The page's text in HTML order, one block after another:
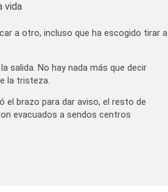
vida
a otro, incluso que ha escogido tirar a
salida. No hay nada más que decir
la tristeza.
el brazo para dar aviso, el resto de
evacuados a sendos centros